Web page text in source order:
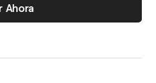
Ahora